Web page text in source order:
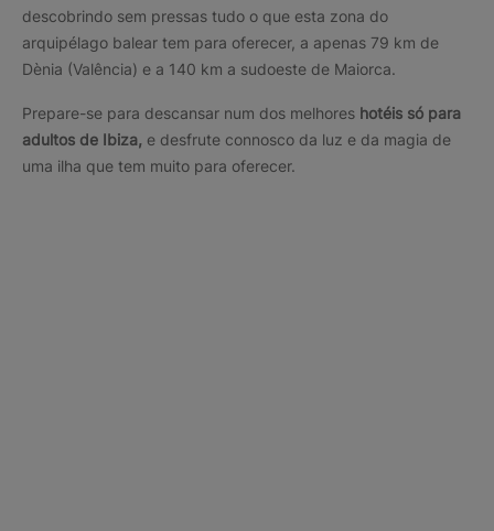
descobrindo sem pressas tudo o que esta zona do
arquipélago balear tem para oferecer, a apenas 79 km de
Dènia (Valência) e a 140 km a sudoeste de Maiorca.
Prepare-se para descansar num dos melhores hotéis só para
adultos de Ibiza, e desfrute connosco da luz e da magia de
uma ilha que tem muito para oferecer.